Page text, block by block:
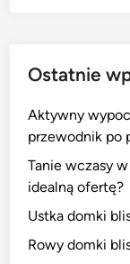
Ostatnie
Aktywny
przewodnik po
Tanie wczasy
idealną ofertę?
Ustka domki
Rowy domki